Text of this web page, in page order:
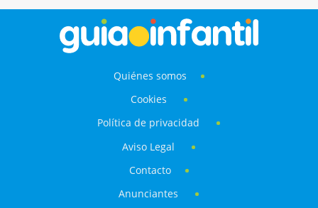
Quiénes somos
Cookies
Política de privacidad
Aviso Legal
Contacto
Anunciantes